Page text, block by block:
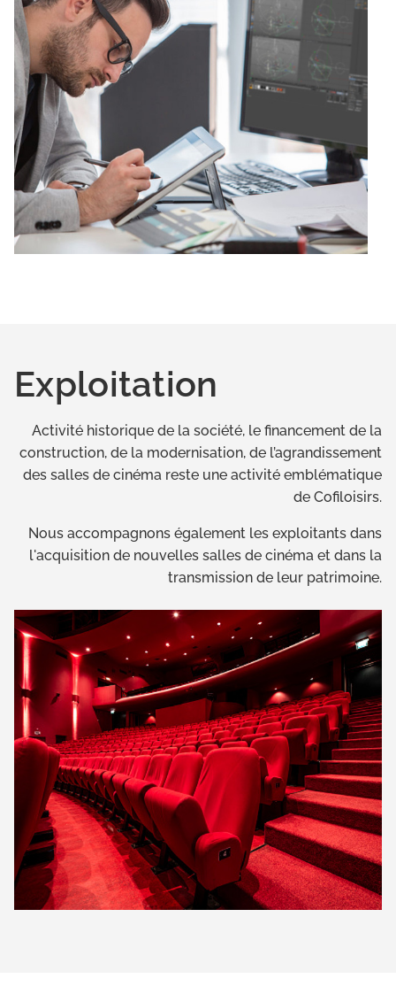
Exploitation
Activité historique de la société, le financement de la
construction, de la modernisation, de l’agrandissement
des salles de cinéma reste une activité emblématique
de Cofiloisirs.
Nous accompagnons également les exploitants dans
l'acquisition de nouvelles salles de cinéma et dans la
transmission de leur patrimoine.